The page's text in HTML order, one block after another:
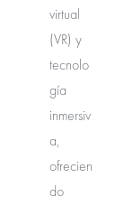
virtual
(VR) y
tecnolo
gía
inmersiv
a,
ofrecien
do